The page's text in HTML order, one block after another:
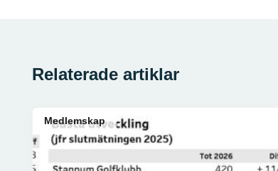
Relaterade artiklar
Medlemskap